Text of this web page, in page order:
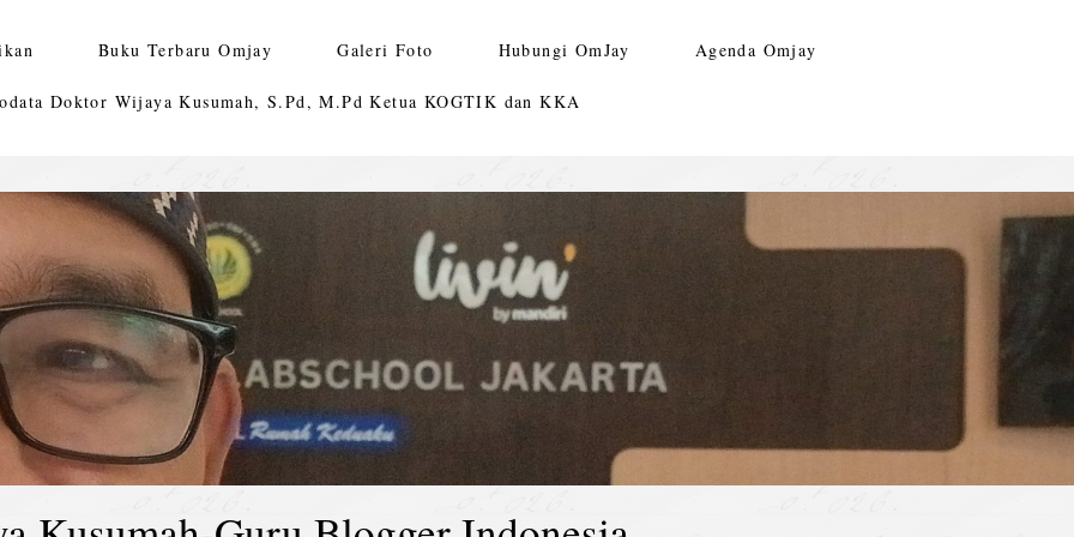
Buku Terbaru Omjay Galeri Foto Hubungi OmJay Agenda Omjay
Doktor Wijaya Kusumah, S.Pd, M.Pd Ketua KOGTIK dan KKA